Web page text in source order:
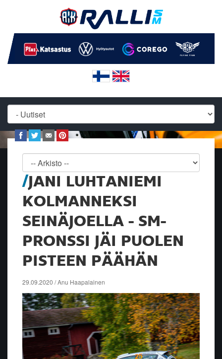
JANI LUHTANIEMI
KOLMANNEKSI
SEINÄJOELLA - SM-
PRONSSI JÄI PUOLEN
PISTEEN PÄÄHÄN
29.09.2020 / Anu Haapalainen